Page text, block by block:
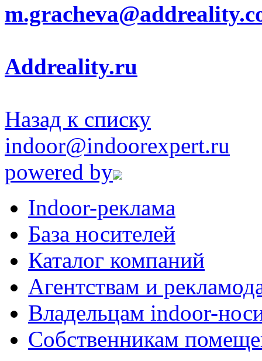
Addreality.ru
Назад к списку
indoor@indoorexpert.ru
powered by
Indoor-реклама
База носителей
Каталог компаний
Агентствам и
Владельцам indoor-
Собственникам